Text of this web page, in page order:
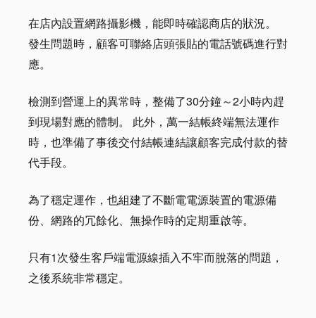
在店內設置網路攝影機，能即時確認商店的狀況。
發生問題時，顧客可聯絡店頭張貼的電話號碼進行對
應。
檢測到營運上的異常時，整備了30分鐘～2小時內趕
到現場對應的體制。 此外，萬一結帳終端無法運作
時，也準備了事後交付結帳連結讓顧客完成付款的替
代手段。
為了穩定運作，也組建了不斷電電源裝置的電源備
份、網路的冗餘化、無操作時的定期重啟等。
只有1次發生客戶端電源線插入不牢而脫落的問題，
之後系統非常穩定。